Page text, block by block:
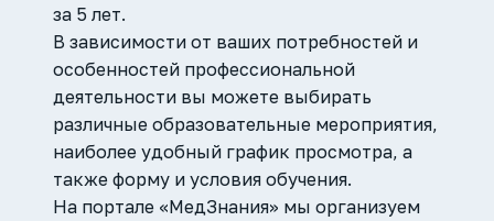
за 5 лет.
В зависимости от ваших потребностей и
особенностей профессиональной
деятельности вы можете выбирать
различные образовательные мероприятия,
наиболее удобный график просмотра, а
также форму и условия обучения.
На портале «МедЗнания» мы организуем